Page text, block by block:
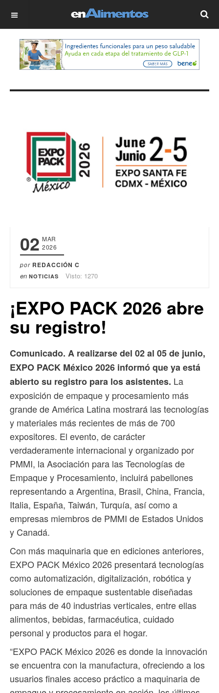
OFF CANVAS
02 MAR
2026
por REDACCIÓN C
en NOTICIAS Visto: 1270
¡EXPO PACK 2026 abre
su registro!
Comunicado. A realizarse del 02 al 05 de junio,
EXPO PACK México 2026 informó que ya está
abierto su registro para los asistentes. La
exposición de empaque y procesamiento más
grande de América Latina mostrará las tecnologías
y materiales más recientes de más de 700
expositores. El evento, de carácter
verdaderamente internacional y organizado por
PMMI, la Asociación para las Tecnologías de
Empaque y Procesamiento, incluirá pabellones
representando a Argentina, Brasil, China, Francia,
Italia, España, Taiwán, Turquía, así como a
empresas miembros de PMMI de Estados Unidos
y Canadá.
Con más maquinaria que en ediciones anteriores,
EXPO PACK México 2026 presentará tecnologías
como automatización, digitalización, robótica y
soluciones de empaque sustentable diseñadas
para más de 40 industrias verticales, entre ellas
alimentos, bebidas, farmacéutica, cuidado
personal y productos para el hogar.
“EXPO PACK México 2026 es donde la innovación
se encuentra con la manufactura, ofreciendo a los
usuarios finales acceso práctico a maquinaria de